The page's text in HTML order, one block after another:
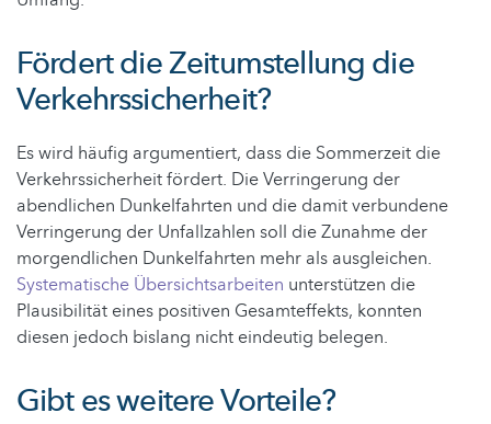
Fördert die Zeitumstellung die
Verkehrssicherheit?
Es wird häufig argumentiert, dass die Sommerzeit die
Verkehrssicherheit fördert. Die Verringerung der
abendlichen Dunkelfahrten und die damit verbundene
Verringerung der Unfallzahlen soll die Zunahme der
morgendlichen Dunkelfahrten mehr als ausgleichen.
Systematische Übersichtsarbeiten unterstützen die
Plausibilität eines positiven Gesamteffekts, konnten
diesen jedoch bislang nicht eindeutig belegen.
Gibt es weitere Vorteile?